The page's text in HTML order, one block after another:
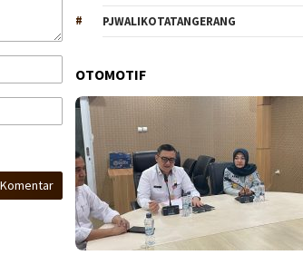
PJWALIKOTATANGERANG
OTOMOTIF